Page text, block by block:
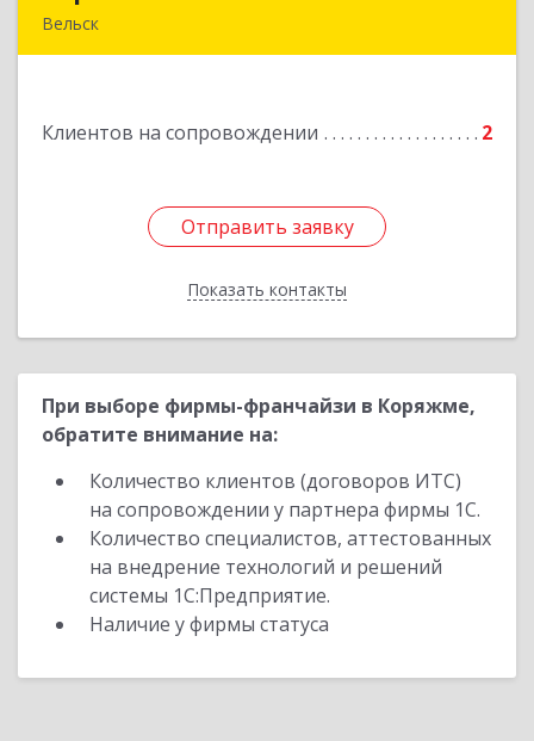
Вельск
Клиентов на сопровождении 2
Отправить заявку
Показать контакты
Подробнее
Отправить заявку
Назад
При выборе фирмы-франчайзи в Коряжме,
обратите внимание на:
Количество клиентов (договоров ИТС)
на сопровождении у партнера фирмы 1С.
Количество специалистов, аттестованных
на внедрение технологий и решений
системы 1С:Предприятие.
Наличие у фирмы статуса